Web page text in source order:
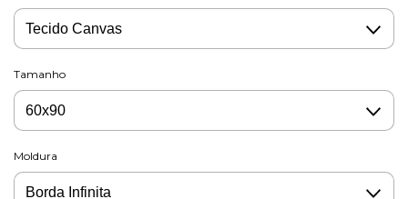
Tamanho
Moldura